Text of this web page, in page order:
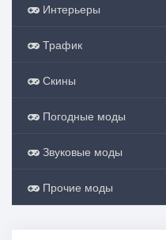
Интерьеры
Трафик
Скины
Погодные моды
Звуковые моды
Прочие моды